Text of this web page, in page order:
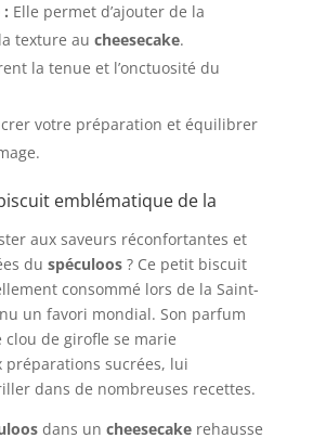
: Elle permet d’ajouter de la
texture au cheesecake.
la tenue et l’onctuosité du
votre préparation et équilibrer
emblématique de la
aux saveurs réconfortantes et
du spéculoos? Ce petit biscuit
consommé lors de la Saint-
un favori mondial. Son parfum
de girofle se marie
sucrées, lui
dans de nombreuses recettes.
dans un cheesecakerehausse